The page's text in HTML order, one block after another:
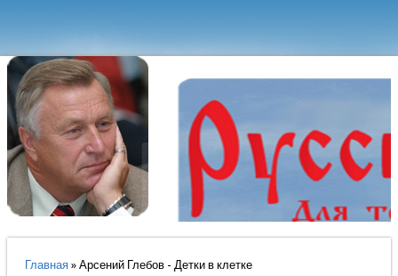
Вы здесь
Главная» Арсений Глебов - Детки в клетке